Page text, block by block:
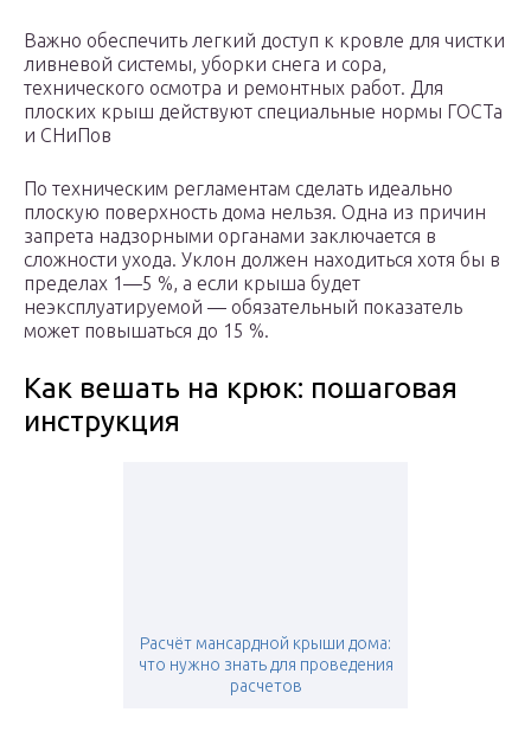
Важно обеспечить легкий доступ к кровле для чистки
ливневой системы, уборки снега и сора,
технического осмотра и ремонтных работ. Для
плоских крыш действуют специальные нормы ГОСТа
и СНиПов
По техническим регламентам сделать идеально
плоскую поверхность дома нельзя. Одна из причин
запрета надзорными органами заключается в
сложности ухода. Уклон должен находиться хотя бы в
пределах 1—5 %, а если крыша будет
неэксплуатируемой — обязательный показатель
может повышаться до 15 %.
Как вешать на крюк: пошаговая
инструкция
Расчёт мансардной крыши дома:
что нужно знать для проведения
расчетов